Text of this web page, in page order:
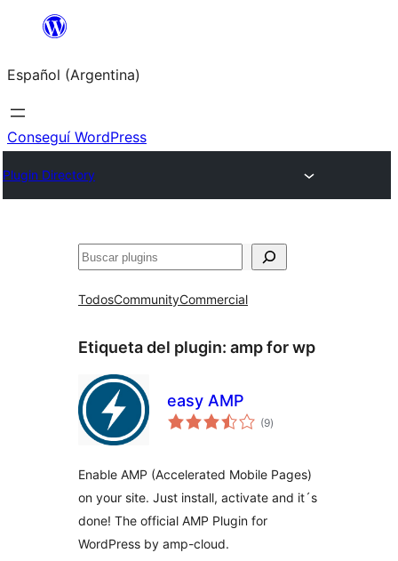
Saltar
contenido
Español (Argentina)
Conseguí WordPress
Plugin Directory
Buscar
TodosCommunityCommercial
Etiqueta del plugin: amp for wp
easy AMP
(9total
de
)
Enable AMP (Accelerated Mobile Pages)
on your site. Just install, activate and it´s
done! The official AMP Plugin for
WordPress by amp-cloud.